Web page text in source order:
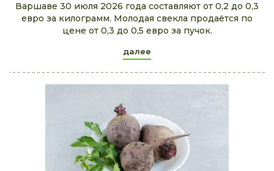
Варшаве 30 июля 2026 года составляют от 0,2 до 0,3
евро за килограмм. Молодая свекла продаётся по
цене от 0,3 до 0,5 евро за пучок.
далее